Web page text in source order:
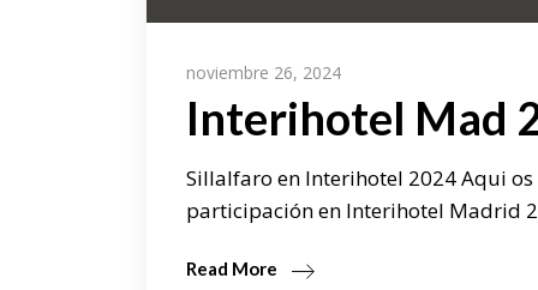
noviembre 26, 2024
Interihotel Mad
Sillalfaro en Interihotel 2024 Aqui
participación en Interihotel Madrid
Read More